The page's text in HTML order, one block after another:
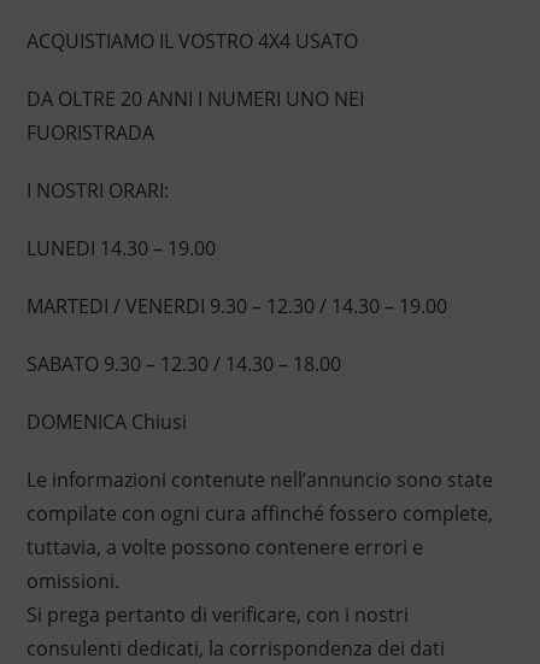
ACQUISTIAMO IL VOSTRO 4X4 USATO
DA OLTRE 20 ANNI I NUMERI UNO NEI
FUORISTRADA
I NOSTRI ORARI:
LUNEDI 14.30 – 19.00
MARTEDI / VENERDI 9.30 – 12.30 / 14.30 – 19.00
SABATO 9.30 – 12.30 / 14.30 – 18.00
DOMENICA Chiusi
Le informazioni contenute nell’annuncio sono state
compilate con ogni cura affinché fossero complete,
tuttavia, a volte possono contenere errori e
omissioni.
Si prega pertanto di verificare, con i nostri
consulenti dedicati, la corrispondenza dei dati